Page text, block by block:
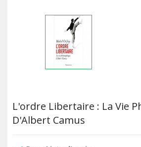
L'ordre Libertaire : La Vie
D'Albert Camus